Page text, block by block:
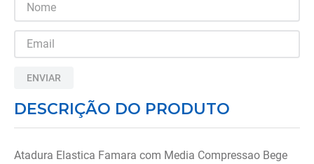
ENVIAR
DESCRIÇÃO DO PRODUTO
Atadura Elastica Famara com Media Compressao Bege
munique
10º ortese polegar punho